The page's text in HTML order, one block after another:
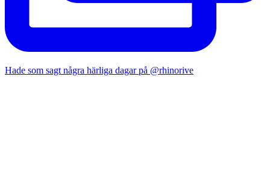
Hade som sagt några härliga dagar på @rhinorive